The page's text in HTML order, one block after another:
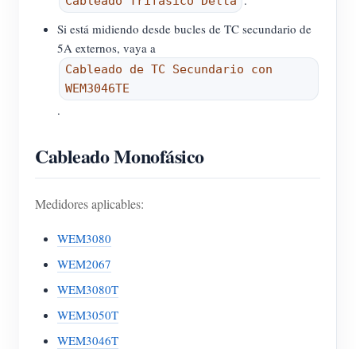
Si está midiendo desde bucles de TC secundario de
5A externos, vaya a
Cableado de TC Secundario con
WEM3046TE
.
Cableado Monofásico
Medidores aplicables:
WEM3080
WEM2067
WEM3080T
WEM3050T
WEM3046T